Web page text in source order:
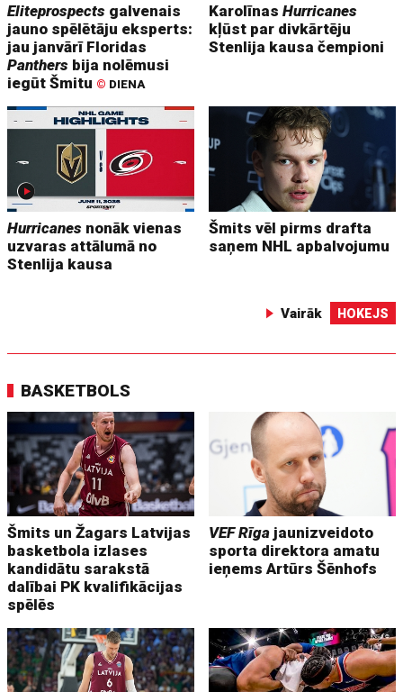
Eliteprospects galvenais
jauno spēlētāju eksperts:
jau janvārī Floridas
Panthers bija nolēmusi
iegūt Šmitu © DIENA
KarolīnasHurricanes
kļūst par divkārtēju
Stenlija kausa čempioni
Hurricanes nonāk vienas
uzvaras attālumā no
Stenlija kausa
Šmits vēl pirms drafta
saņem NHL apbalvojumu
Vairāk HOKEJS
BASKETBOLS
Šmits un Žagars Latvijas
basketbola izlases
kandidātu sarakstā
dalībai PK kvalifikācijas
spēlēs
VEF Rīga jaunizveidoto
sporta direktora amatu
ieņems Artūrs Šēnhofs